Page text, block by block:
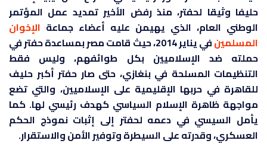
حليفا وثيقا لحفتر، منذ رفض الأخير تمديد عمل المؤتمر
الوطني العام، الذي يهيمن عليه أعضاء جماعة الإخوان
المسلمين
في يناير 2014، حيث قامت مصر بمساعدة حفتر في
حملته ضد الإسلاميين بكل طوائفهم، وليس فقط
التنظيمات المسلحة في بنغازي، حتى صار حفتر أكبر حليف
للقاهرة في حربها الإقليمية على الإسلاميين، والتي تضع
مواجهة ظاهرة الإسلام السياسي كهدف رئيسي لها. كما
يأمل السيسي في دعمه لحفتر إلى إثبات نموذج الحكم
العسكري، وقدرته على السيطرة وتوفير الأمن والاستقرار.